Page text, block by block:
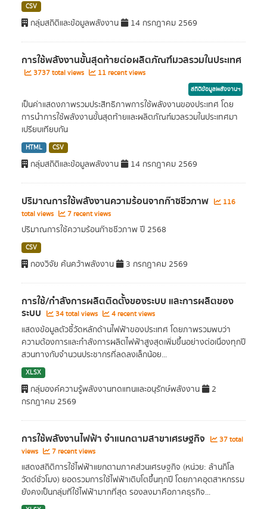
CSV
กลุ่มสถิติและข้อมูลพลังงาน 14 กรกฎาคม 2569
การใช้พลังงานขั้นสุดท้ายต่อผลิตภัณฑ์มวลรวมในประเทศ
3737 total views 11 recent views
สถิติข้อมูลพลังงานฯ
เป็นค่าแสดงภาพรวมประสิทธิภาพการใช้พลังงานของประเทศ โดย
การนำการใช้พลังงานขั้นสุดท้ายและผลิตภัณฑ์มวลรวมในประเทศมา
เปรียบเทียบกัน
HTML CSV
กลุ่มสถิติและข้อมูลพลังงาน 14 กรกฎาคม 2569
ปริมาณการใช้พลังงานความร้อนจากก๊าซชีวภาพ
116
total views
7 recent views
ปริมาณการใช้ความร้อนก๊าซชีวภาพ ปี 2568
CSV
กองวิจัย ค้นคว้าพลังงาน 3 กรกฎาคม 2569
การใช้/กำลังการผลิตติดตั้งของระบบ และการผลิตของ
ระบบ 34 total views 4 recent views
แสดงข้อมูลตัวชี้วัดหลักด้านไฟฟ้าของประเทศ โดยภาพรวมพบว่า
ความต้องการและกำลังการผลิตไฟฟ้าสูงสุดเพิ่มขึ้นอย่างต่อเนื่องทุกปี
สวนทางกับจำนวนประชากรที่ลดลงเล็กน้อย...
XLSX
กลุ่มองค์ความรู้พลังงานทดแทนและอนุรักษ์พลังงาน
2
กรกฎาคม 2569
การใช้พลังงานไฟฟ้า จำแนกตามสาขาเศรษฐกิจ
37 total
views
7 recent views
แสดงสถิติการใช้ไฟฟ้าแยกตามภาคส่วนเศรษฐกิจ (หน่วย: ล้านกิโล
วัตต์ชั่วโมง) ยอดรวมการใช้ไฟฟ้าเติบโตขึ้นทุกปี โดยภาคอุตสาหกรรม
ยังคงเป็นกลุ่มที่ใช้ไฟฟ้ามากที่สุด รองลงมาคือภาคธุรกิจ...